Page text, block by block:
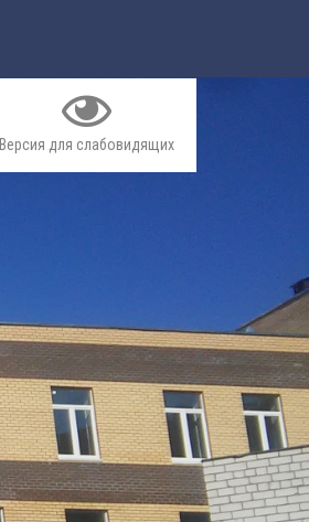
Версия для слабовидящих